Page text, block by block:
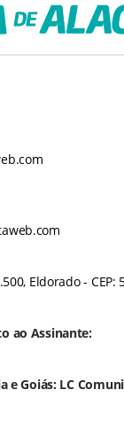
Eldorado - CEP:
ao Assinante:
e Goiás: LC